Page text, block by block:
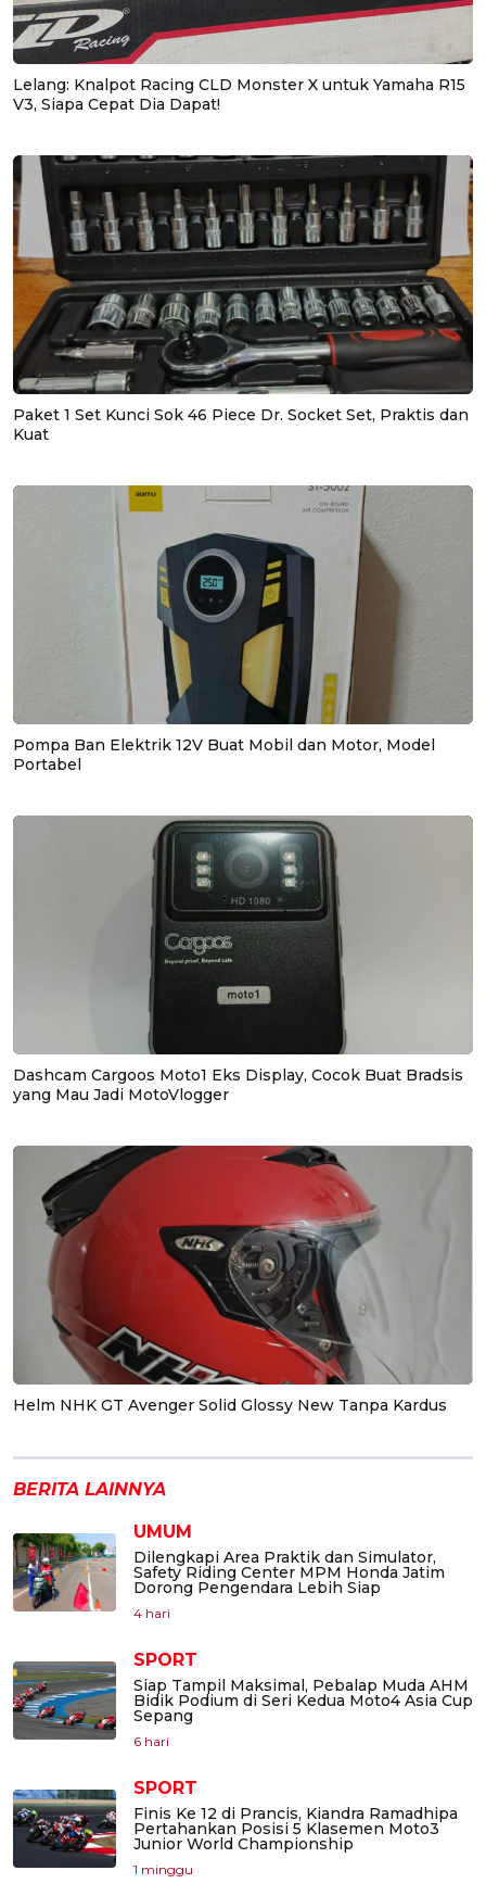
Lelang: Knalpot Racing CLD Monster X untuk Yamaha R15
V3, Siapa Cepat Dia Dapat!
Paket 1 Set Kunci Sok 46 Piece Dr. Socket Set, Praktis dan
Kuat
Pompa Ban Elektrik 12V Buat Mobil dan Motor, Model
Portabel
Dashcam Cargoos Moto1 Eks Display, Cocok Buat Bradsis
yang Mau Jadi MotoVlogger
Helm NHK GT Avenger Solid Glossy New Tanpa Kardus
BERITA LAINNYA
UMUM
Dilengkapi Area Praktik dan Simulator,
Safety Riding Center MPM Honda Jatim
Dorong Pengendara Lebih Siap
4 hari
SPORT
Siap Tampil Maksimal, Pebalap Muda AHM
Bidik Podium di Seri Kedua Moto4 Asia Cup
Sepang
6 hari
SPORT
Finis Ke 12 di Prancis, Kiandra Ramadhipa
Pertahankan Posisi 5 Klasemen Moto3
Junior World Championship
1 minggu